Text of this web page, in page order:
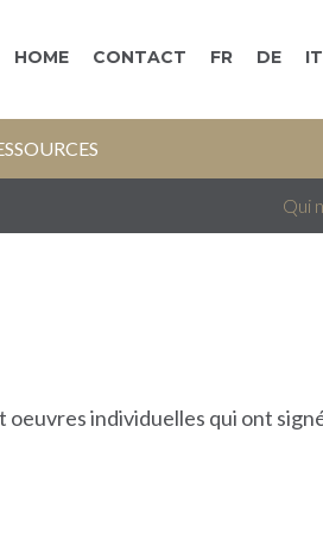
HOME CONTACT FR DE IT
Qui
individuelles qui ont